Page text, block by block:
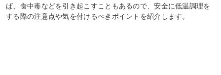
ば、食中毒などを引き起こすこともあるので、安全に低温調理を
する際の注意点や気を付けるべきポイントを紹介します。